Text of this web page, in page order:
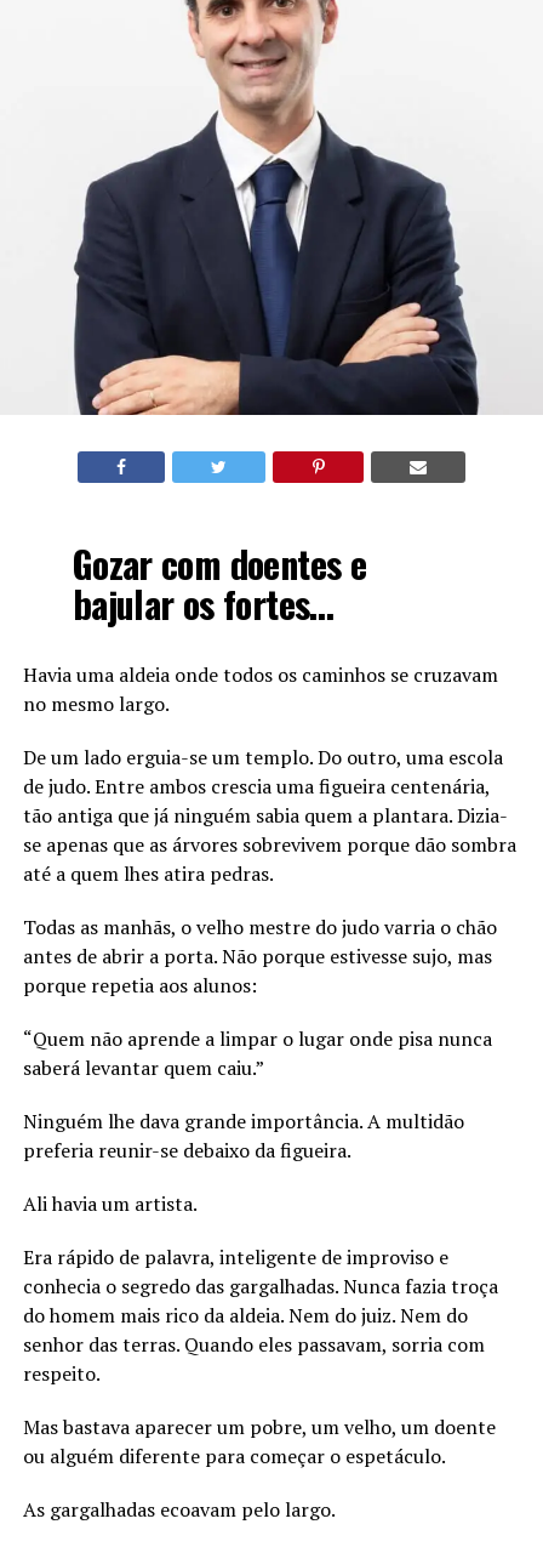
Gozar com doentes e
bajular os fortes…
Havia uma aldeia onde todos os caminhos se cruzavam
no mesmo largo.
De um lado erguia-se um templo. Do outro, uma escola
de judo. Entre ambos crescia uma figueira centenária,
tão antiga que já ninguém sabia quem a plantara. Dizia-
se apenas que as árvores sobrevivem porque dão sombra
até a quem lhes atira pedras.
Todas as manhãs, o velho mestre do judo varria o chão
antes de abrir a porta. Não porque estivesse sujo, mas
porque repetia aos alunos:
“Quem não aprende a limpar o lugar onde pisa nunca
saberá levantar quem caiu.”
Ninguém lhe dava grande importância. A multidão
preferia reunir-se debaixo da figueira.
Ali havia um artista.
Era rápido de palavra, inteligente de improviso e
conhecia o segredo das gargalhadas. Nunca fazia troça
do homem mais rico da aldeia. Nem do juiz. Nem do
senhor das terras. Quando eles passavam, sorria com
respeito.
Mas bastava aparecer um pobre, um velho, um doente
ou alguém diferente para começar o espetáculo.
As gargalhadas ecoavam pelo largo.